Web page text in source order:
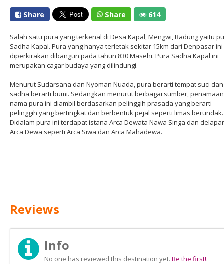
Share Share 614
Salah satu pura yang terkenal di Desa Kapal, Mengwi, Badung yaitu
Sadha Kapal. Pura yang hanya terletak sekitar 15km dari Denpasar ini
diperkirakan dibangun pada tahun 830 Masehi. Pura Sadha Kapal ini
merupakan cagar budaya yang dilindungi.
Menurut Sudarsana dan Nyoman Nuada, pura berarti tempat suci dan
sadha berarti bumi. Sedangkan menurut berbagai sumber, penamaan
nama pura ini diambil berdasarkan pelinggih prasada yang berarti
pelinggih yang bertingkat dan berbentuk pejal seperti limas berundak.
Didalam pura ini terdapat istana Arca Dewata Nawa Singa dan
Arca Dewa seperti Arca Siwa dan Arca Mahadewa.
Reviews
Info
No one has reviewed this destination yet. Be the first!.